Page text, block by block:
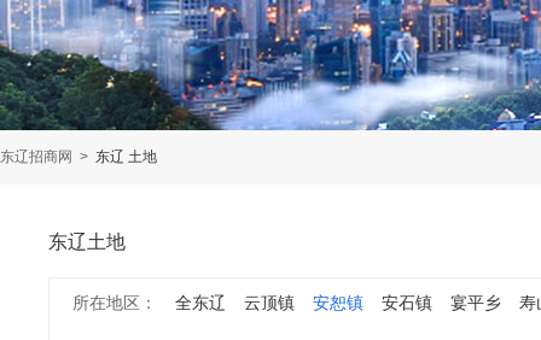
东辽招商网 > 东辽 土地
东辽土地
所在地区： 全东辽 云顶镇 安恕镇 安石镇 宴平乡 寿